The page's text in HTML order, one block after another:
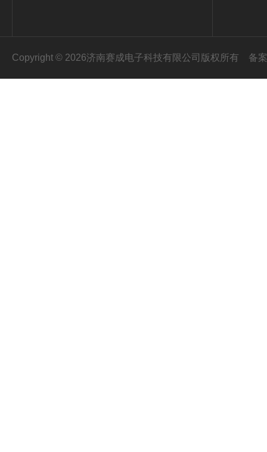
Copyright © 2026济南赛成电子科技有限公司版权所有 备